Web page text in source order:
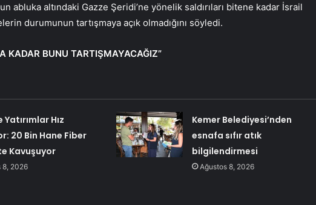
abluka altındaki Gazze Şeridi’ne yönelik saldırıları bitene kadar İsrail
durumunun tartışmaya açık olmadığını söyledi.
KADAR BUNU TARTIŞMAYACAĞIZ”
Yatırımlar Hız
20 Bin Hane Fiber
Kavuşuyor
8, 2026
Kemer Belediyesi’nden
esnafa sıfır atık
bilgilendirmesi
Ağustos 8, 2026